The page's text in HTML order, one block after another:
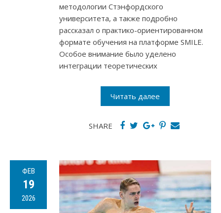
методологии Стэнфордского
университета, а также подробно
рассказал о практико-ориентированном
формате обучения на платформе SMILE.
Особое внимание было уделено
интеграции теоретических
Читать далее
SHARE
ФЕВ
19
2026